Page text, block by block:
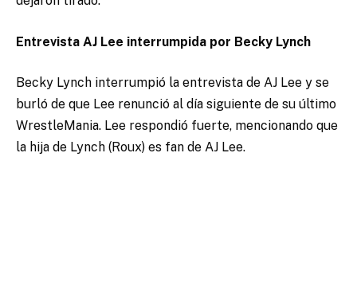
Entrevista AJ Lee interrumpida por Becky Lynch
Becky Lynch interrumpió la entrevista de AJ Lee y se
burló de que Lee renunció al día siguiente de su último
WrestleMania. Lee respondió fuerte, mencionando que
la hija de Lynch (Roux) es fan de AJ Lee.